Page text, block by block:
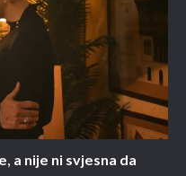
a nije ni svjesna da